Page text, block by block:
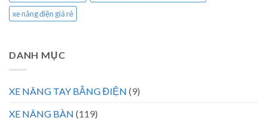
xe nâng điện giá rẻ
DANH MỤC
XE NÂNG TAY BẰNG ĐIỆN (9)
XE NÂNG BÀN (119)